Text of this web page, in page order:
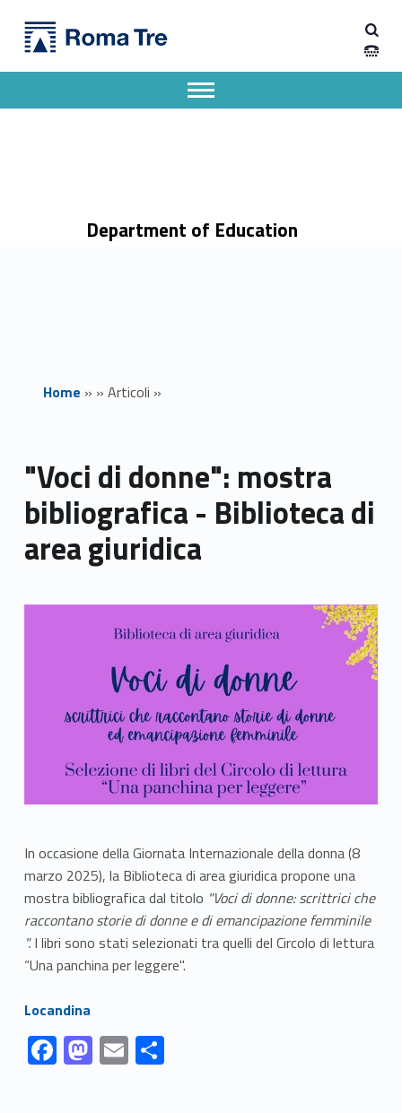
"Voci di donne": mostra bibliografica - Biblioteca di area giuridica - Dipartimento di Scienze della Formazione
Dipartimento di Scienze della Formazione dell'Università degli Studi Roma Tre
Department of Education
Apri il menu secondario
Header info sidebar
Home » » Articoli »
"Voci di donne": mostra
bibliografica - Biblioteca di
area giuridica
Link identifier archive #link-archive-thumb-soap-89260
In occasione della Giornata Internazionale della donna (8
marzo 2025), la Biblioteca di area giuridica propone una
mostra bibliografica dal titolo "Voci di donne: scrittrici che
raccontano storie di donne e di emancipazione femminile
".I libri sono stati selezionati tra quelli del Circolo di lettura
“Una panchina per leggere".
Link identifier #identifier__20555-1Locandina
Link identifier #identifier__51224-1
F
ac
Link identifier #identifier__137243-2 M
as
Link identifier #identifier__34333-3 E
m
Link identifier #identifier__153497-4 S
h